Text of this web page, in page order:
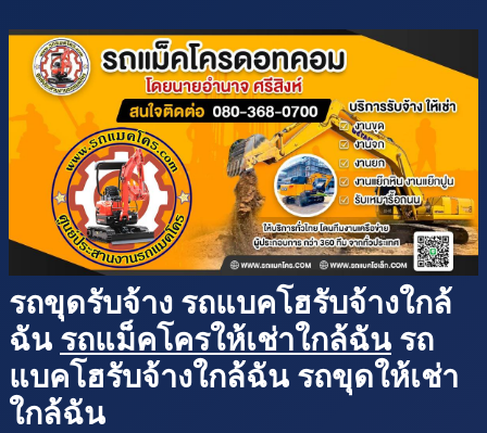
รถขุดรับจ้าง รถแบคโฮรับจ้างใกล้
ฉัน รถแม็คโครให้เช่าใกล้ฉัน รถ
แบคโฮรับจ้างใกล้ฉัน รถขุดให้เช่า
ใกล้ฉัน